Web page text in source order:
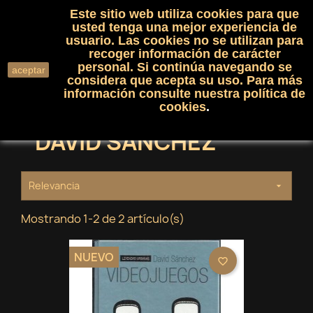
shopping_cart(0)

search
DAVID SANCHEZ
Relevancia 
Mostrando 1-2 de 2 artículo(s)
NUEVO favorite_border
aceptar
Este sitio web utiliza cookies para que
usted tenga una mejor experiencia de
usuario. Las cookies no se utilizan para
recoger información de carácter
personal. Si continúa navegando se
considera que acepta su uso. Para más
información consulte nuestra política de
cookies.